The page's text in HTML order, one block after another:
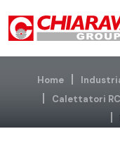
Home
Calettatori